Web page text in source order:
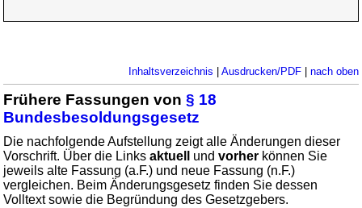
Inhaltsverzeichnis Ausdrucken/PDF| nach oben
Frühere Fassungen von§ 18
Bundesbesoldungsgesetz
Die nachfolgende Aufstellung zeigt alle Änderungen dieser
Vorschrift. Über die Linksaktuell undvorher können Sie
jeweils alte Fassung (a.F.) und neue Fassung (n.F.)
vergleichen. Beim Änderungsgesetz finden Sie dessen
Volltext sowie die Begründung des Gesetzgebers.